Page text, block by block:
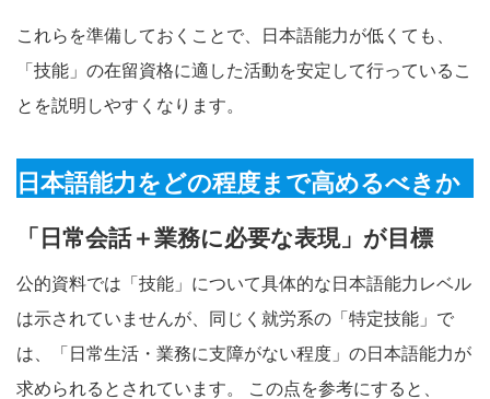
これらを準備しておくことで、日本語能力が低くても、
「技能」の在留資格に適した活動を安定して行っているこ
とを説明しやすくなります。
日本語能力をどの程度まで高めるべきか
「日常会話＋業務に必要な表現」が目標
公的資料では「技能」について具体的な日本語能力レベル
は示されていませんが、同じく就労系の「特定技能」で
は、「日常生活・業務に支障がない程度」の日本語能力が
求められるとされています。 この点を参考にすると、